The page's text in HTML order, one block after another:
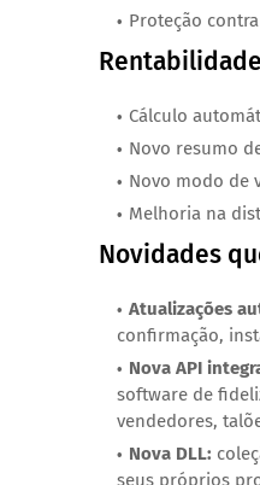
Proteção
Cálculo
Novo resumo
Novo modo de
Melhoria na
Novidades
Atualizações
confirmação,
Nova API
software de
vendedores,
Nova DLL:
seus próprios